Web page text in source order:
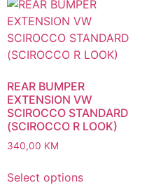
REAR BUMPER
EXTENSION VW
SCIROCCO STANDARD
(SCIROCCO R LOOK)
340,00 KM
Select options